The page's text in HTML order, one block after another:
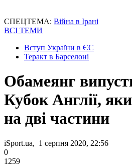
СПЕЦТЕМА: Війна в Ірані
ВСІ ТЕМИ
Вступ України в ЄС
Теракт в Барселоні
Обамеянг
Кубок Англії,
на дві частини
iSport.ua, 1 серпня 2020, 22:56
0
1259